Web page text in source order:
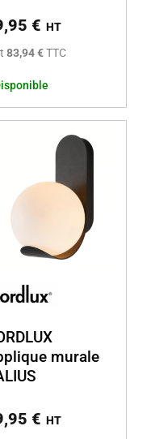
€ HT
83,94 €TTC
murale
€ HT